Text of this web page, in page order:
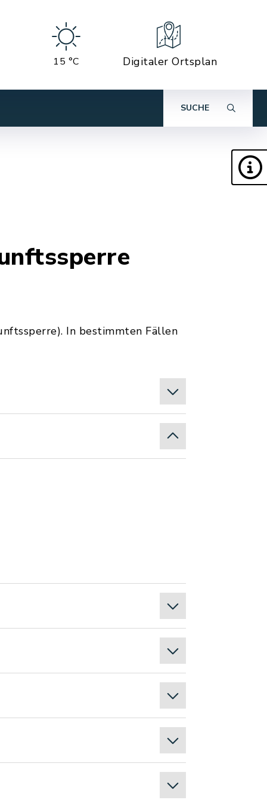
15 °C Digitaler Ortsplan
SUCHE
In bestimmten Fällen